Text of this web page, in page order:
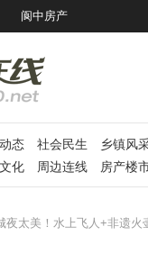
阆中房产
态 社会民生
乡镇风
化 周边连线 房产楼
夜太美！水上飞人+非遗火